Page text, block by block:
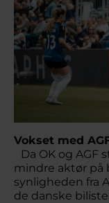
Vokset med
Da OK og AGF
mindre aktør
synligheden fra
de danske